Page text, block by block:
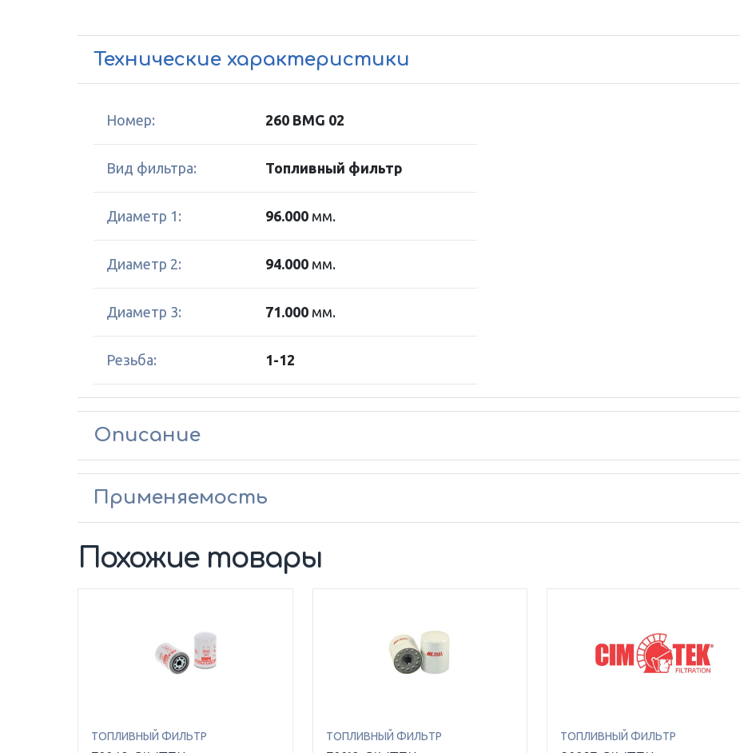
Технические характеристики
Номер: 260 BMG 02
Вид фильтра: Топливный фильтр
Диаметр 1: 96.000 мм.
Диаметр 2: 94.000 мм.
Диаметр 3: 71.000 мм.
Резьба: 1-12
Описание
Применяемость
Похожие товары
ТОПЛИВНЫЙ ФИЛЬТР ТОПЛИВНЫЙ ФИЛЬТР ТОПЛИВНЫЙ ФИЛЬТР